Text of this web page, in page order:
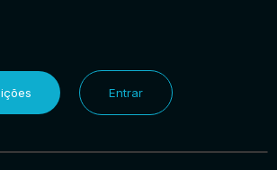
Entrar